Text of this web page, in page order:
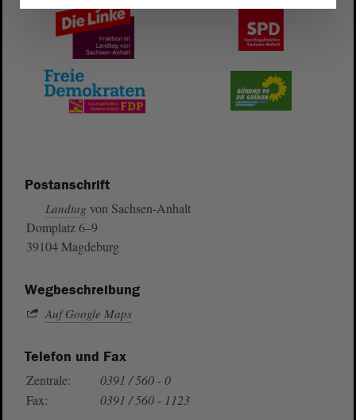
Postanschrift
Landtag von Sachsen-Anhalt
Domplatz 6–9
39104 Magdeburg
Wegbeschreibung
Auf Google Maps
Telefon und Fax
Zentrale:
0391 / 560 - 0
Fax:
0391 / 560 - 1123